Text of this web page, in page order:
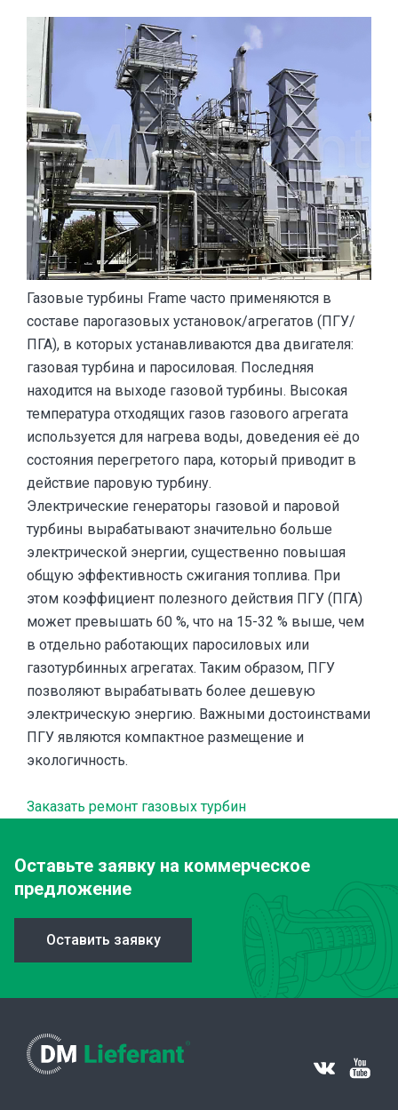
Газовые турбины Frame часто применяются в
составе парогазовых установок/агрегатов (ПГУ/
ПГА), в которых устанавливаются два двигателя:
газовая турбина и паросиловая. Последняя
находится на выходе газовой турбины. Высокая
температура отходящих газов газового агрегата
используется для нагрева воды, доведения её до
состояния перегретого пара, который приводит в
действие паровую турбину.
Электрические генераторы газовой и паровой
турбины вырабатывают значительно больше
электрической энергии, существенно повышая
общую эффективность сжигания топлива. При
этом коэффициент полезного действия ПГУ (ПГА)
может превышать 60 %, что на 15-32 % выше, чем
в отдельно работающих паросиловых или
газотурбинных агрегатах. Таким образом, ПГУ
позволяют вырабатывать более дешевую
электрическую энергию. Важными достоинствами
ПГУ являются компактное размещение и
экологичность.
Заказать ремонт газовых турбин
Оставьте заявку на коммерческое
предложение
Оставить заявку